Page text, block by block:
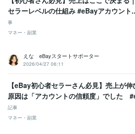
セラーレベルの仕組み #eBayアカウント
事
マネー・副業
えな eBayスタートサポーター
2026/04/27 06:11
【eBay初心者セラーさん必見】売上が伸
原因は「アカウントの信頼度」でした
記事
マネー・副業